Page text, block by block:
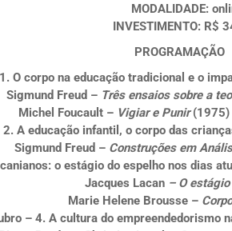
MODALIDADE:
INVESTIMENTO: R$
PROGRAMAÇÃO
. O corpo na educação tradicional e o
Sigmund Freud – Três ensaios sobre a
Michel Foucault – Vigiar e Punir(1975)
A educação infantil, o corpo das
Sigmund Freud – Construções em
o estágio do espelho nos dias
Jacques Lacan – O
Marie Helene Brousse –
– 4. A cultura do empreendedorismo